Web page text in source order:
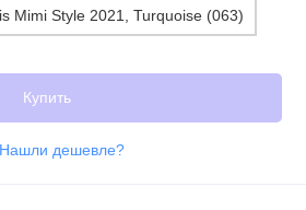
Купить
Нашли дешевле?